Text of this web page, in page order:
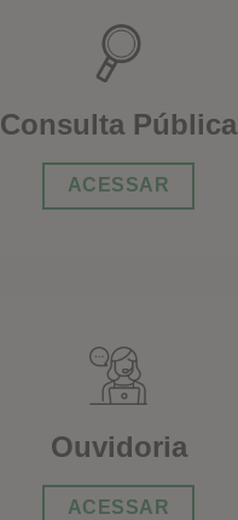
Consulta Pública
ACESSAR
Ouvidoria
ACESSAR